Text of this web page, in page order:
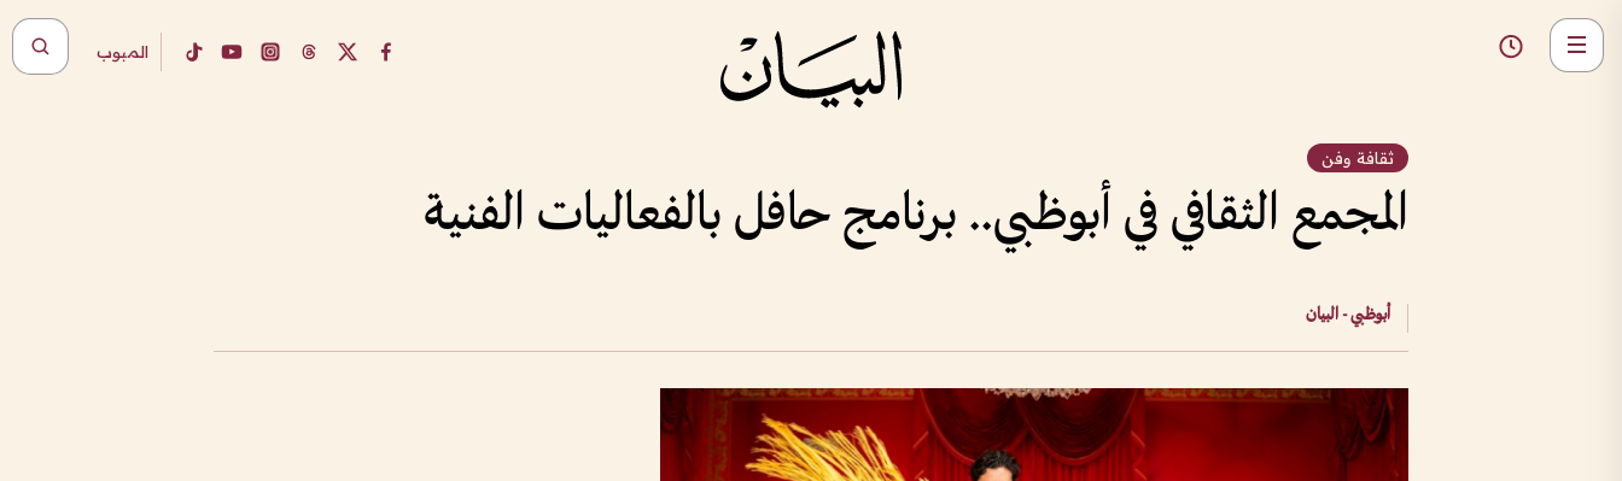
المبوب
ثقافة وفن
المجمع الثقافي في أبوظبي.. برنامج حافل بالفعاليات الفنية
أبوظبي - البيان